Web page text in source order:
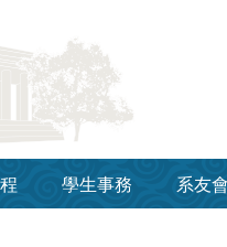
學生事務 系友會